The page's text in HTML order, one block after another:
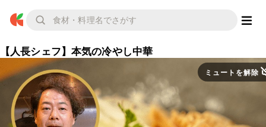
【人長シェフ】本気の冷やし中華
ミュートを解除